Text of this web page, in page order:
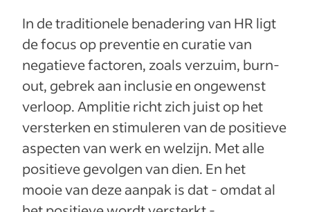
In de traditionele benadering van HR ligt
de focus op preventie en curatie van
negatieve factoren, zoals verzuim, burn-
out, gebrek aan inclusie en ongewenst
verloop. Amplitie richt zich juist op het
versterken en stimuleren van de positieve
aspecten van werk en welzijn. Met alle
positieve gevolgen van dien. En het
mooie van deze aanpak is dat - omdat al